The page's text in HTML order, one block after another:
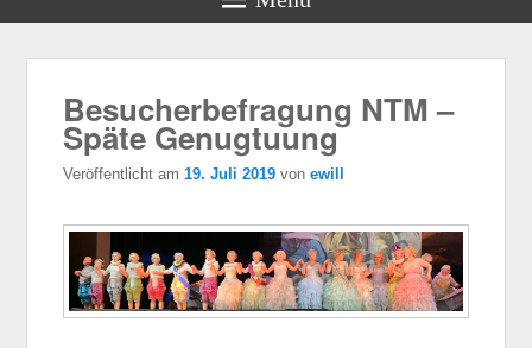
Besucherbefragung NTM –
Späte Genugtuung
Veröffentlicht am19. Juli 2019 vonewill